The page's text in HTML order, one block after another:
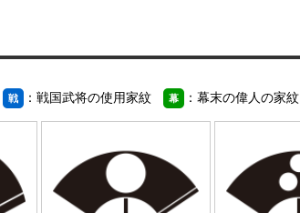
戦 ：戦国武将の使用家紋 幕 ：幕末の偉人の家紋